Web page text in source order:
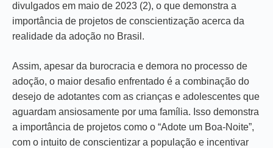
divulgados em maio de 2023 (2), o que demonstra a
importância de projetos de conscientização acerca da
realidade da adoção no Brasil.
Assim, apesar da burocracia e demora no processo de
adoção, o maior desafio enfrentado é a combinação do
desejo de adotantes com as crianças e adolescentes que
aguardam ansiosamente por uma família. Isso demonstra
a importância de projetos como o “Adote um Boa-Noite”,
com o intuito de conscientizar a população e incentivar